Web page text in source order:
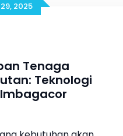
2025
Tenaga
Teknologi